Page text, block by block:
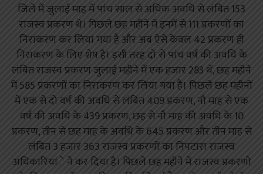
जिले में जुलाई माह में पांच साल से अधिक अवधि से लंबित 153
राजस्व प्रकरण थे। पिछले छह महीने में इनमें से 111 प्रकरणों का
निराकरण कर लिया गया है और अब ऐसे केवल 42 प्रकरण ही
निराकरण के लिए शेष है। इसी तरह दो से पांच वर्ष की अवधि के
लंबित राजस्व प्रकरण जुलाई महीने में एक हजार 283 थें, छह महीने
में 585 प्रकरणों का निराकरण कर लिया गया है। पिछले छह महीनों
में एक से दो वर्ष की अवधि से लंबित 409 प्रकरण, नौ माह से एक
वर्ष की अवधि के 439 प्रकरण, छह से नौ माह की अवधि के 10
प्रकरण, तीन से छह माह के अवधि के 645 प्रकरण और तीन माह से
लंबित 3 हजार 363 राजस्व प्रकरणों का निपटारा राजस्व
अधिकारियांे ने कर दिया है। पिछले छह महीने में राजस्व प्रकरणो